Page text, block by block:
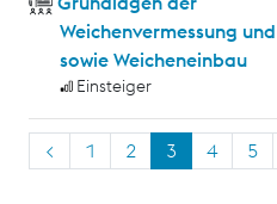
Weichenvermessung
sowie Weicheneinbau
Einsteiger
< 1 2 3 4 5